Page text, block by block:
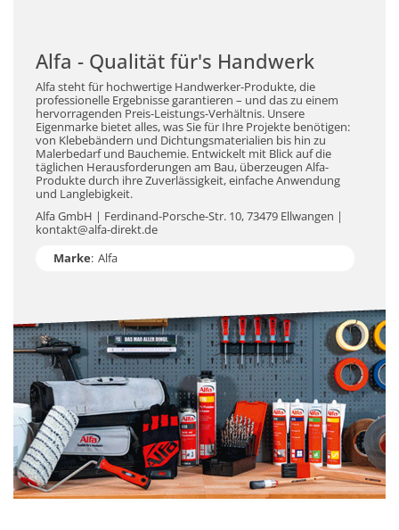
Alfa - Qualität für's Handwerk
Alfa steht für hochwertige Handwerker-Produkte, die
professionelle Ergebnisse garantieren – und das zu einem
hervorragenden Preis-Leistungs-Verhältnis. Unsere
Eigenmarke bietet alles, was Sie für Ihre Projekte benötigen:
von Klebebändern und Dichtungsmaterialien bis hin zu
Malerbedarf und Bauchemie. Entwickelt mit Blick auf die
täglichen Herausforderungen am Bau, überzeugen Alfa-
Produkte durch ihre Zuverlässigkeit, einfache Anwendung
und Langlebigkeit.
Alfa GmbH | Ferdinand-Porsche-Str. 10, 73479 Ellwangen |
kontakt@alfa-direkt.de
Marke: Alfa